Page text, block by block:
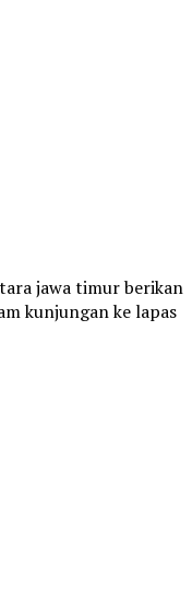
jawa timur berikan
kunjungan ke lapas